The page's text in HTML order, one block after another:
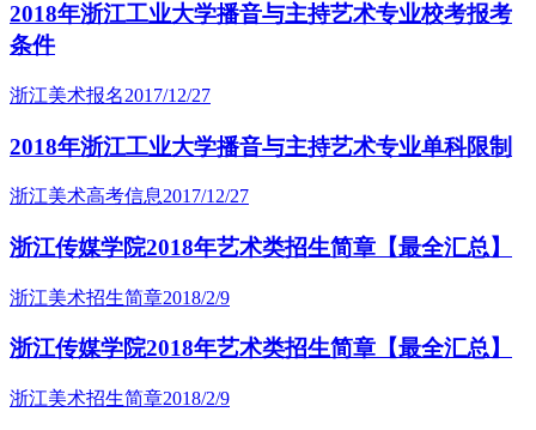
2018年浙江工业大学播音与主持艺术专业校考报考
条件
浙江美术报名2017/12/27
2018年浙江工业大学播音与主持艺术专业单科限制
浙江美术高考信息2017/12/27
浙江传媒学院2018年艺术类招生简章【最全汇总】
浙江美术招生简章2018/2/9
浙江传媒学院2018年艺术类招生简章【最全汇总】
浙江美术招生简章2018/2/9